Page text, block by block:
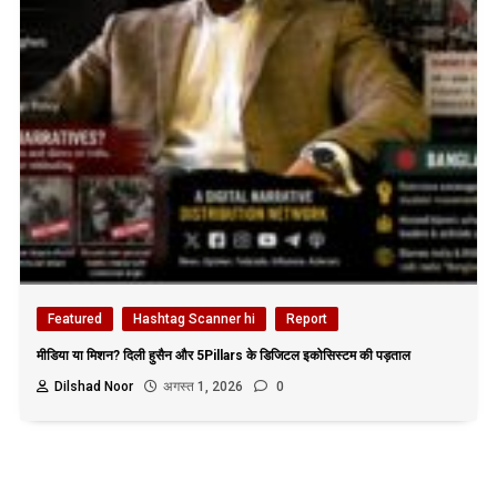
Featured Hashtag Scanner hi Report
मीडिया या मिशन? दिली हुसैन और 5Pillars के डिजिटल इकोसिस्टम की पड़ताल
Dilshad Noor
अगस्त 1, 2026 0